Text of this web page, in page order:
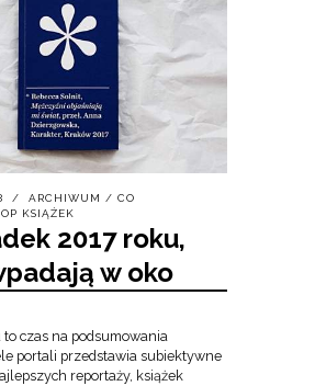
ARCHIWUM / CO
KSIĄŻEK
2017 roku,
w oko
to czas na podsumowania
portali przedstawia subiektywne
reportaży, książek